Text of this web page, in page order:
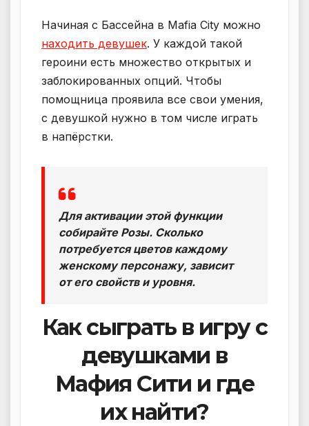
Начиная с Бассейна в Mafia City можно
находить девушек. У каждой такой
героини есть множество открытых и
заблокированных опций. Чтобы
помощница проявила все свои умения,
с девушкой нужно в том числе играть
в напёрстки.
Для активации этой функции
собирайте Розы. Сколько
потребуется цветов каждому
женскому персонажу, зависит
от его свойств и уровня.
Как сыграть в игру с
девушками в
Мафия Сити и где
их найти?